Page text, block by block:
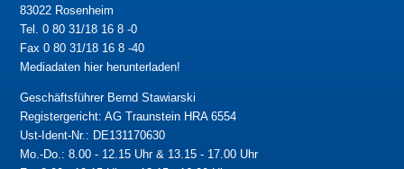
83022 Rosenheim
Tel. 0 80 31/18 16 8 -0
Fax 0 80 31/18 16 8 -40
Mediadaten hier herunterladen!
Geschäftsführer Bernd Stawiarski
Registergericht: AG Traunstein HRA 6554
Ust-Ident-Nr.: DE131170630
Mo.-Do.: 8.00 - 12.15 Uhr & 13.15 - 17.00 Uhr